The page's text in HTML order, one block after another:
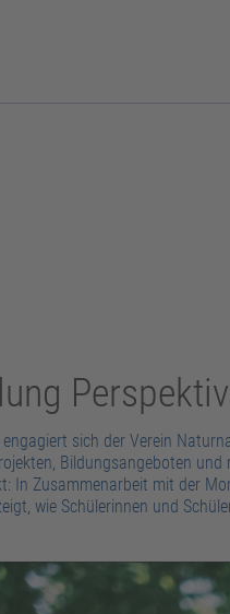
sich der Verein
Bildungsangeboten
In Zusammenarbeit mit der
wie Schülerinnen und